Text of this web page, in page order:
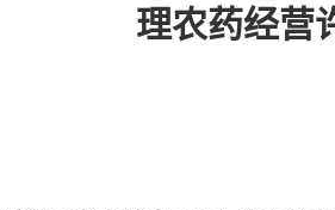
理农药经营